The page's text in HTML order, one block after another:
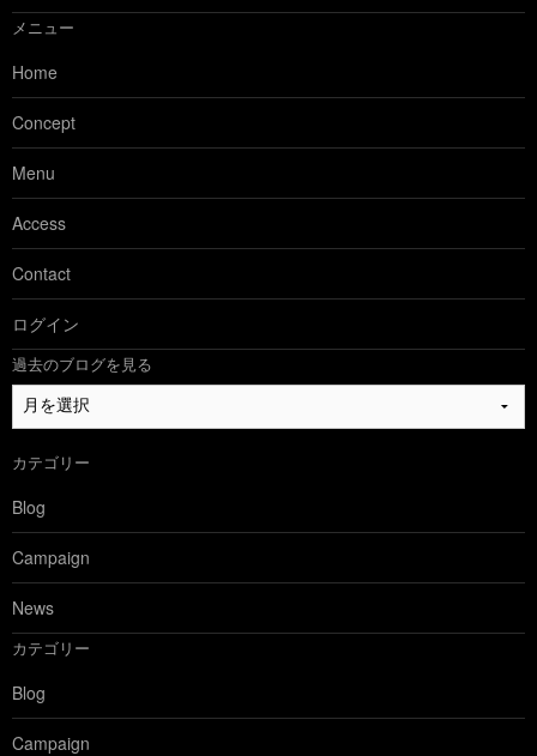
メニュー
Home
Concept
Menu
Access
Contact
ログイン
過去のブログを見る
過
去
ブ
ロ
グ
を
見
る
カテゴリー
Blog
Campaign
News
カテゴリー
Blog
Campaign